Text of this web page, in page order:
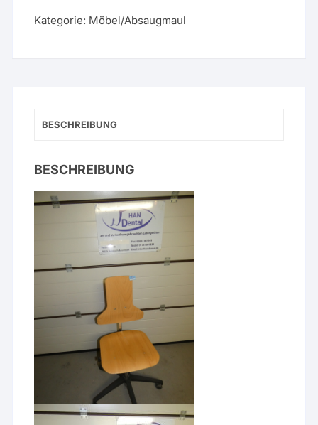
Zahntechnik
Kategorie: Möbel/Absaugmaul
BESCHREIBUNG
BESCHREIBUNG